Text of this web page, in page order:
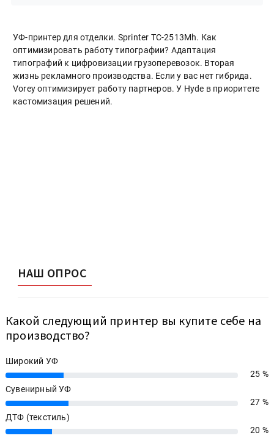
УФ-принтер для отделки. Sprinter ТС-2513Mh. Как
оптимизировать работу типографии? Адаптация
типографий к цифровизации грузоперевозок. Вторая
жизнь рекламного производства. Если у вас нет гибрида.
Vorey оптимизирует работу партнеров. У Hyde в приоритете
кастомизация решений.
НАШ ОПРОС
Какой следующий принтер вы купите себе на
производство?
Широкий УФ
25%
25 %
Сувенирный УФ
27%
27 %
ДТФ (текстиль)
20%
20 %